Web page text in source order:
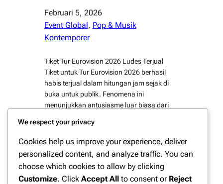
Februari 5, 2026
Event Global, Pop & Musik
Kontemporer
Tiket Tur Eurovision 2026 Ludes Terjual
Tiket untuk Tur Eurovision 2026 berhasil
habis terjual dalam hitungan jam sejak di
buka untuk publik. Fenomena ini
menunjukkan antusiasme luar biasa dari
menantikan rangkaian tur dari salah satu
festival musik terbesar di dunia. Selain itu,
ludesnya penjualan tiket juga
mencerminkan peningkatan popularitas
Eurovision…
We respect your privacy
Cookies help us improve your experience, deliver
personalized content, and analyze traffic. You can
choose which cookies to allow by clicking
Customize. Click Accept All to consent or Reject